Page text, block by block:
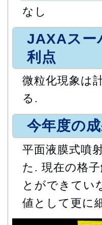
なし
JAXAスー
利点
微粒化現象は
る.
今年度の
平面液膜式噴
た. 現在の格
とができてい
値として更に